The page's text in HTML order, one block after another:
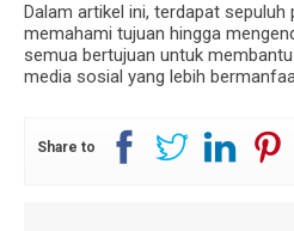
Dalam artikel ini, terdapat sepuluh
memahami tujuan hingga
semua bertujuan untuk
media sosial yang lebih
Share to